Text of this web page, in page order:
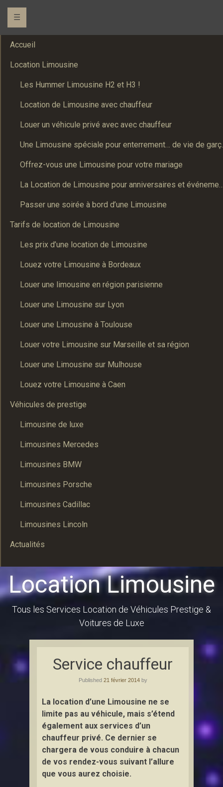
☰
Accueil
Location Limousine
Les Hummer Limousine H2 et H3 !
Location de Limousine avec chauffeur
Louer un véhicule privé avec avec chauffeur
Une
Offrez-vous une Limousine pour votre mariage
La Location de Limousine pour
Passer une soirée à bord d’une Limousine
Tarifs de location de Limousine
Les prix d’une location de Limousine
Louez votre Limousine à Bordeaux
Louer une limousine en région parisienne
Louer une Limousine sur Lyon
Louer une Limousine à Toulouse
Louer votre Limousine sur Marseille et sa région
Louer une Limousine sur Mulhouse
Louez votre Limousine à Caen
Véhicules de prestige
Limousine de luxe
Limousines Mercedes
Limousines BMW
Limousines Porsche
Limousines Cadillac
Limousines Lincoln
Actualités
Location Limousine
Tous les Services Location de Véhicules Prestige &
Voitures de Luxe
Service chauffeur
Published 21 février 2014by
La location d’une Limousine ne se
limite pas au véhicule, mais s’étend
également aux services d’un
chauffeur privé. Ce dernier se
chargera de vous conduire à chacun
de vos rendez-vous suivant l’allure
que vous aurez choisie.